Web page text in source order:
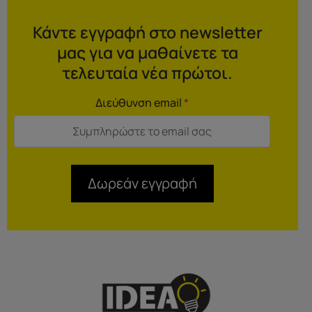
Κάντε εγγραφή στο newsletter
μας για να μαθαίνετε τα
τελευταία νέα πρώτοι.
Διεύθυνση email*
Δωρεάν εγγραφή